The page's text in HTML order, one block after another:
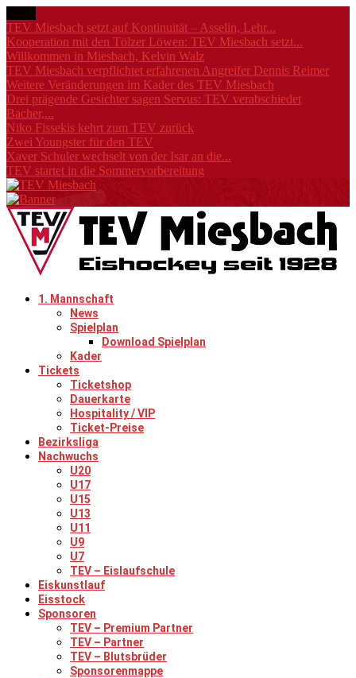
TEV Miesbach setzt auf Kontinuität – Asselin, Lehr...
Kooperation mit den Tölzer Löwen: TEV Miesbach setzt...
Willkommen in Miesbach, Kelvin Walz
TEV Miesbach verpflichtet erfahrenen Angreifer Dennis Reimer
Weitere Veränderungen im Kader des TEV Miesbach
Drei prägende Gesichter sagen Servus: TEV verabschiedet
Bacher,...
Niko Fissekis kehrt zum TEV zurück
Zwei Youngster für den TEV
Xaver Schuler wechselt von der Isar an die...
TEV startet in die Sommervorbereitung
1. Mannschaft
News
Spielplan
Download Spielplan
Kader
Tickets
Ticketshop
Dauerkarte
Hospitality / VIP
Ticket-Preise
Bezirksliga
Nachwuchs
U20
U17
U15
U13
U11
U9
U7
TEV – Eislaufschule
Eiskunstlauf
Eisstock
Sponsoren
TEV – Premium Partner
TEV – Partner
TEV – Blutsbrüder
Sponsorenmappe